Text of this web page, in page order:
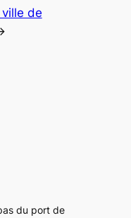
de
du port de